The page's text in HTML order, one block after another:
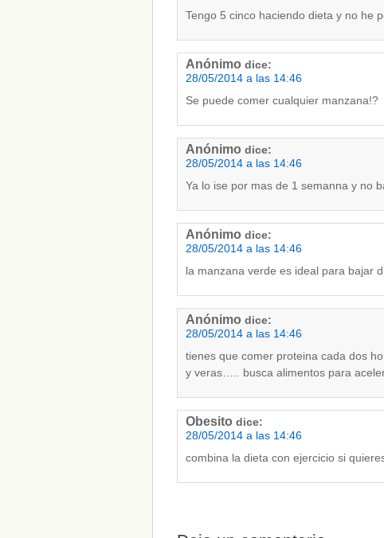
Tengo 5 cinco haciendo dieta y no he
Anónimo dice:
28/05/2014 a las 14:46
Se puede comer cualquier manzana!?
Anónimo dice:
28/05/2014 a las 14:46
Ya lo ise por mas de 1 semanna y no
Anónimo dice:
28/05/2014 a las 14:46
la manzana verde es ideal para bajar
Anónimo dice:
28/05/2014 a las 14:46
tienes que comer proteina cada dos
y veras….. busca alimentos para
Obesito dice:
28/05/2014 a las 14:46
combina la dieta con ejercicio si